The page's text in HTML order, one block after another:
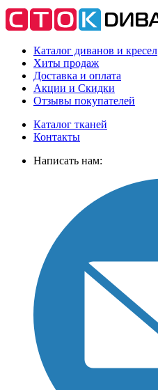
Каталог диванов и кресел
Хиты продаж
Доставка и оплата
Акции и Скидки
Отзывы покупателей
Каталог тканей
Контакты
Написать нам: